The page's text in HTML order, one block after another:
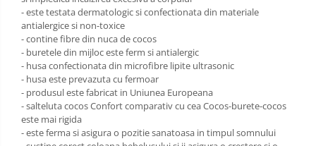
Triciclete copii si adulti
Trotinete copii si adulti
Biciclete fara pedale
Masinute fara pedale
Karturi si masinute cu pedale
Role copii si adulti
Masinute si motociclete electrice
- este testata dermatologic si confectionata din materiale
antialergice si non-toxice
- contine fibre din nuca de cocos
- buretele din mijloc este ferm si antialergic
- husa confectionata din microfibre lipite ultrasonic
- husa este prevazuta cu fermoar
- produsul este fabricat in Uniunea Europeana
- salteluta cocos Confort comparativ cu cea Cocos-burete-cocos
este mai rigida
- este ferma si asigura o pozitie sanatoasa in timpul somnului